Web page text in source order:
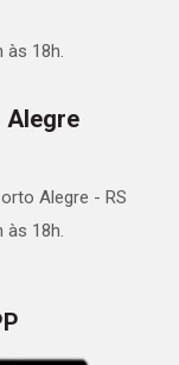
às 18h.
Alegre
Alegre - RS
às 18h.